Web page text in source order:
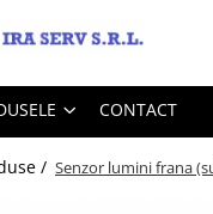
CONTACT
/ Senzor lumini frana